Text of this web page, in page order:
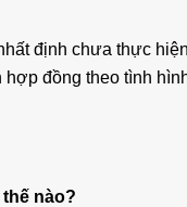
định chưa thực
đồng theo tình
nào?